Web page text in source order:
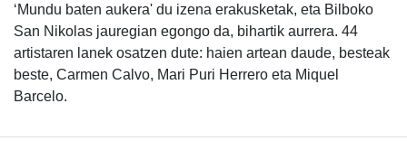
‘Mundu baten aukera' du izena erakusketak, eta Bilboko
San Nikolas jauregian egongo da, bihartik aurrera. 44
artistaren lanek osatzen dute: haien artean daude, besteak
beste, Carmen Calvo, Mari Puri Herrero eta Miquel
Barcelo.